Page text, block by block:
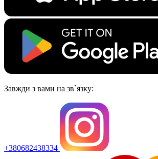
Завжди з вами на зв`язку:
+380682438334